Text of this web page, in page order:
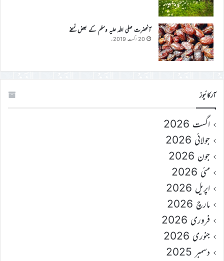
آنحضرت صلی اللہ علیہ وسلم کے بعض نسخے
20 اگست 2019ء
آرکائیوز
اگست 2026
جولائی 2026
جون 2026
مئی 2026
اپریل 2026
مارچ 2026
فروری 2026
جنوری 2026
دسمبر 2025